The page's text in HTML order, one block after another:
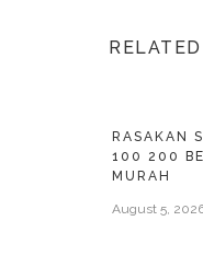
RASAKAN
100 200
MURAH
August 5,